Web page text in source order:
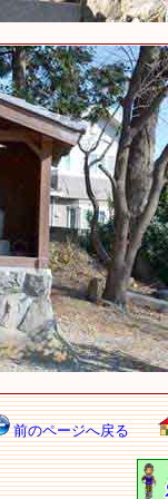
前のページへ戻る